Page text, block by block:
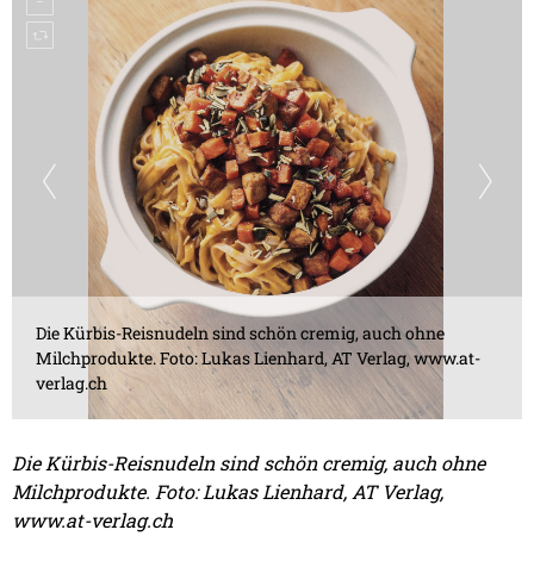
Die Kürbis-Reisnudeln sind schön cremig, auch ohne
Milchprodukte. Foto: Lukas Lienhard, AT Verlag, www.at-
verlag.ch
Die Kürbis-Reisnudeln sind schön cremig, auch ohne
Milchprodukte. Foto: Lukas Lienhard, AT Verlag,
www.at-verlag.ch